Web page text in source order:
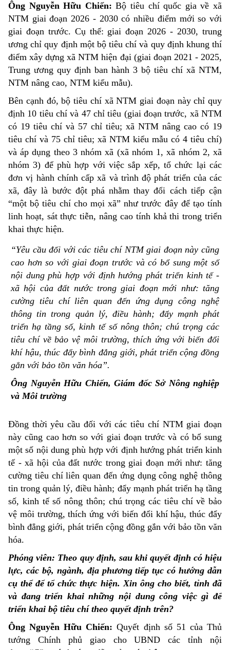
Ông Nguyễn Hữu Chiến: Bộ tiêu chí quốc gia về xã
NTM giai đoạn 2026 - 2030 có nhiều điểm mới so với
giai đoạn trước. Cụ thể: giai đoạn 2026 - 2030, trung
ương chỉ quy định một bộ tiêu chí và quy định khung thí
điểm xây dựng xã NTM hiện đại (giai đoạn 2021 - 2025,
Trung ương quy định ban hành 3 bộ tiêu chí xã NTM,
NTM nâng cao, NTM kiểu mẫu).
Bên cạnh đó, bộ tiêu chí xã NTM giai đoạn này chỉ quy
định 10 tiêu chí và 47 chỉ tiêu (giai đoạn trước, xã NTM
có 19 tiêu chí và 57 chỉ tiêu; xã NTM nâng cao có 19
tiêu chí và 75 chỉ tiêu; xã NTM kiểu mẫu có 4 tiêu chí)
và áp dụng theo 3 nhóm xã (xã nhóm 1, xã nhóm 2, xã
nhóm 3) để phù hợp với việc sắp xếp, tổ chức lại các
đơn vị hành chính cấp xã và trình độ phát triển của các
xã, đây là bước đột phá nhằm thay đổi cách tiếp cận
“một bộ tiêu chí cho mọi xã” như trước đây để tạo tính
linh hoạt, sát thực tiễn, nâng cao tính khả thi trong triển
khai thực hiện.
“Yêu cầu đối với các tiêu chí NTM giai đoạn này cũng
cao hơn so với giai đoạn trước và có bổ sung một số
nội dung phù hợp với định hướng phát triển kinh tế -
xã hội của đất nước trong giai đoạn mới như: tăng
cường tiêu chí liên quan đến ứng dụng công nghệ
thông tin trong quản lý, điều hành; đẩy mạnh phát
triển hạ tầng số, kinh tế số nông thôn; chú trọng các
tiêu chí về bảo vệ môi trường, thích ứng với biến đổi
khí hậu, thúc đẩy bình đẳng giới, phát triển cộng đồng
gắn với bảo tồn văn hóa”.
Ông Nguyễn Hữu Chiến, Giám đốc Sở Nông nghiệp
và Môi trường
Đồng thời yêu cầu đối với các tiêu chí NTM giai đoạn
này cũng cao hơn so với giai đoạn trước và có bổ sung
một số nội dung phù hợp với định hướng phát triển kinh
tế - xã hội của đất nước trong giai đoạn mới như: tăng
cường tiêu chí liên quan đến ứng dụng công nghệ thông
tin trong quản lý, điều hành; đẩy mạnh phát triển hạ tầng
số, kinh tế số nông thôn; chú trọng các tiêu chí về bảo
vệ môi trường, thích ứng với biến đổi khí hậu, thúc đẩy
bình đẳng giới, phát triển cộng đồng gắn với bảo tồn văn
hóa.
Phóng viên: Theo quy định, sau khi quyết định có hiệu
lực, các bộ, ngành, địa phương tiếp tục có hướng dẫn
cụ thể để tổ chức thực hiện. Xin ông cho biết, tỉnh đã
và đang triển khai những nội dung công việc gì để
triển khai bộ tiêu chí theo quyết định trên?
Ông Nguyễn Hữu Chiến:Quyết định số 51 của Thủ
tướng Chính phủ giao cho UBND các tỉnh nội